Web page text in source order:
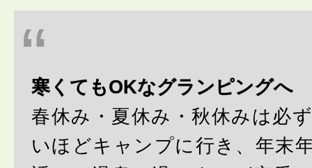
寒くてもOKなグランピングへ
春休み・夏休み・秋休みは必
いほどキャンプに行き、年末